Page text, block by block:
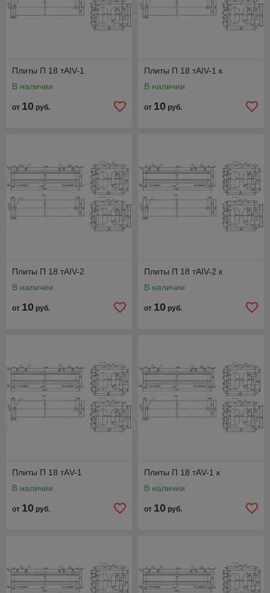
Плиты П 18 тАIV-1
В наличии
от 10 руб.
Плиты П 18 тАIV-1 к
В наличии
от 10 руб.
Плиты П 18 тАIV-2
В наличии
от 10 руб.
Плиты П 18 тАIV-2 к
В наличии
от 10 руб.
Плиты П 18 тАV-1
В наличии
от 10 руб.
Плиты П 18 тАV-1 к
В наличии
от 10 руб.